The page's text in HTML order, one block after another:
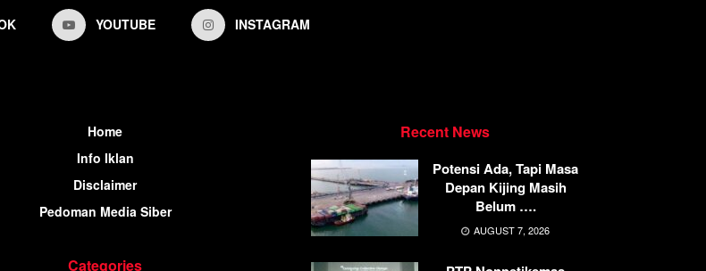
YOUTUBE INSTAGRAM
Home
Info Iklan
Disclaimer
Pedoman Media Siber
Categories
Recent News
Potensi Ada, Tapi Masa
Depan Kijing Masih
Belum ….
AUGUST 7, 2026